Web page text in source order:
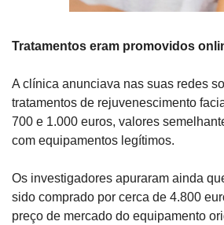
Tratamentos eram promovidos
A clínica anunciava nas suas redes
tratamentos de rejuvenescimento
700 e 1.000 euros, valores
com equipamentos legítimos.
Os investigadores apuraram ainda
sido comprado por cerca de 4.800
preço de mercado do equipamento